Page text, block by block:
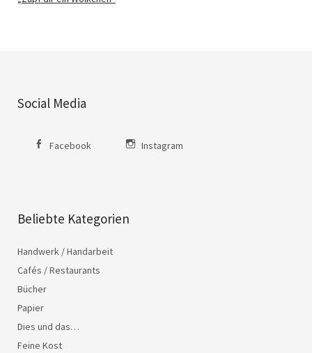
Social Media
Facebook Instagram
Beliebte Kategorien
Handwerk / Handarbeit
Cafés / Restaurants
Bücher
Papier
Dies und das…
Feine Kost